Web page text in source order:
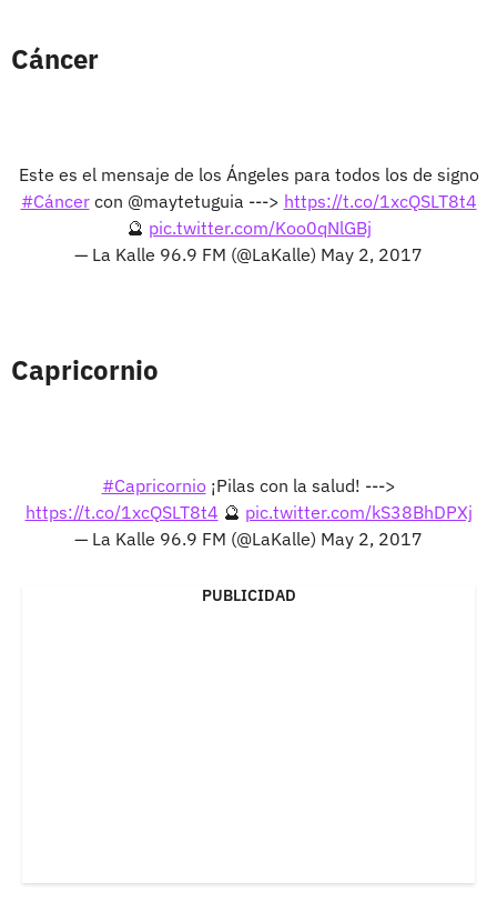
Cáncer
Este es el mensaje de los Ángeles para todos los de signo
#Cáncercon @maytetuguia ---> https://t.co/1xcQSLT8t4
🔮 pic.twitter.com/Koo0qNlGBj
— La Kalle 96.9 FM (@LaKalle) May 2, 2017
Capricornio
#Capricornio¡Pilas con la salud! --->
https://t.co/1xcQSLT8t4 🔮 pic.twitter.com/kS38BhDPXj
— La Kalle 96.9 FM (@LaKalle) May 2, 2017
PUBLICIDAD